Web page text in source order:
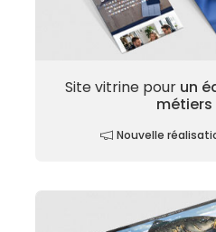
Site vitrine pour un
métiers
Nouvelle